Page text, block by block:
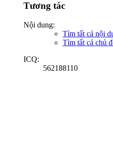
Tương tác
Nội dung:
Tìm tất cả nội
Tìm tất cả chủ
ICQ:
562188110